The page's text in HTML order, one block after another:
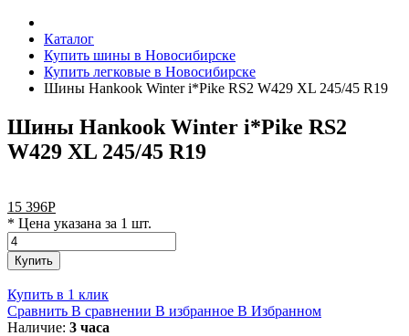
Каталог
Купить шины в Новосибирске
Купить легковые в Новосибирске
Шины Hankook Winter i*Pike RS2 W429 XL 245/45 R19
Шины Hankook Winter i*Pike RS2
W429 XL 245/45 R19
15 396Р
* Цена указана за 1 шт.
Купить
Купить в 1 клик
Сравнить В сравнении В избранное В Избранном
Наличие: 3 часа